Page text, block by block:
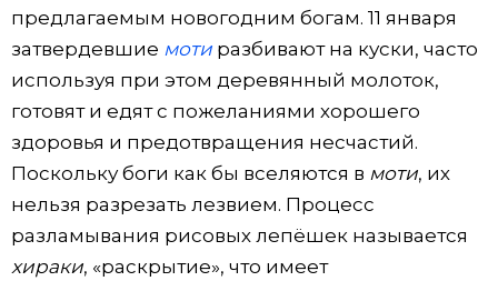
предлагаемым новогодним богам. 11 января
затвердевшие мотиразбивают на куски, часто
используя при этом деревянный молоток,
готовят и едят с пожеланиями хорошего
здоровья и предотвращения несчастий.
Поскольку боги как бы вселяются в моти, их
нельзя разрезать лезвием. Процесс
разламывания рисовых лепёшек называется
хираки, «раскрытие», что имеет